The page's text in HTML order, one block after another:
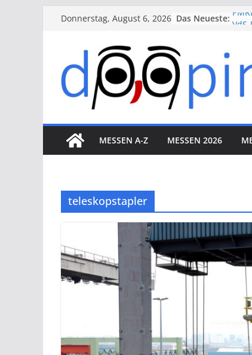
Donnerstag, August 6, 2026 Das Neueste:
MESSEN A-Z MESSEN 2026
teleskopstapler